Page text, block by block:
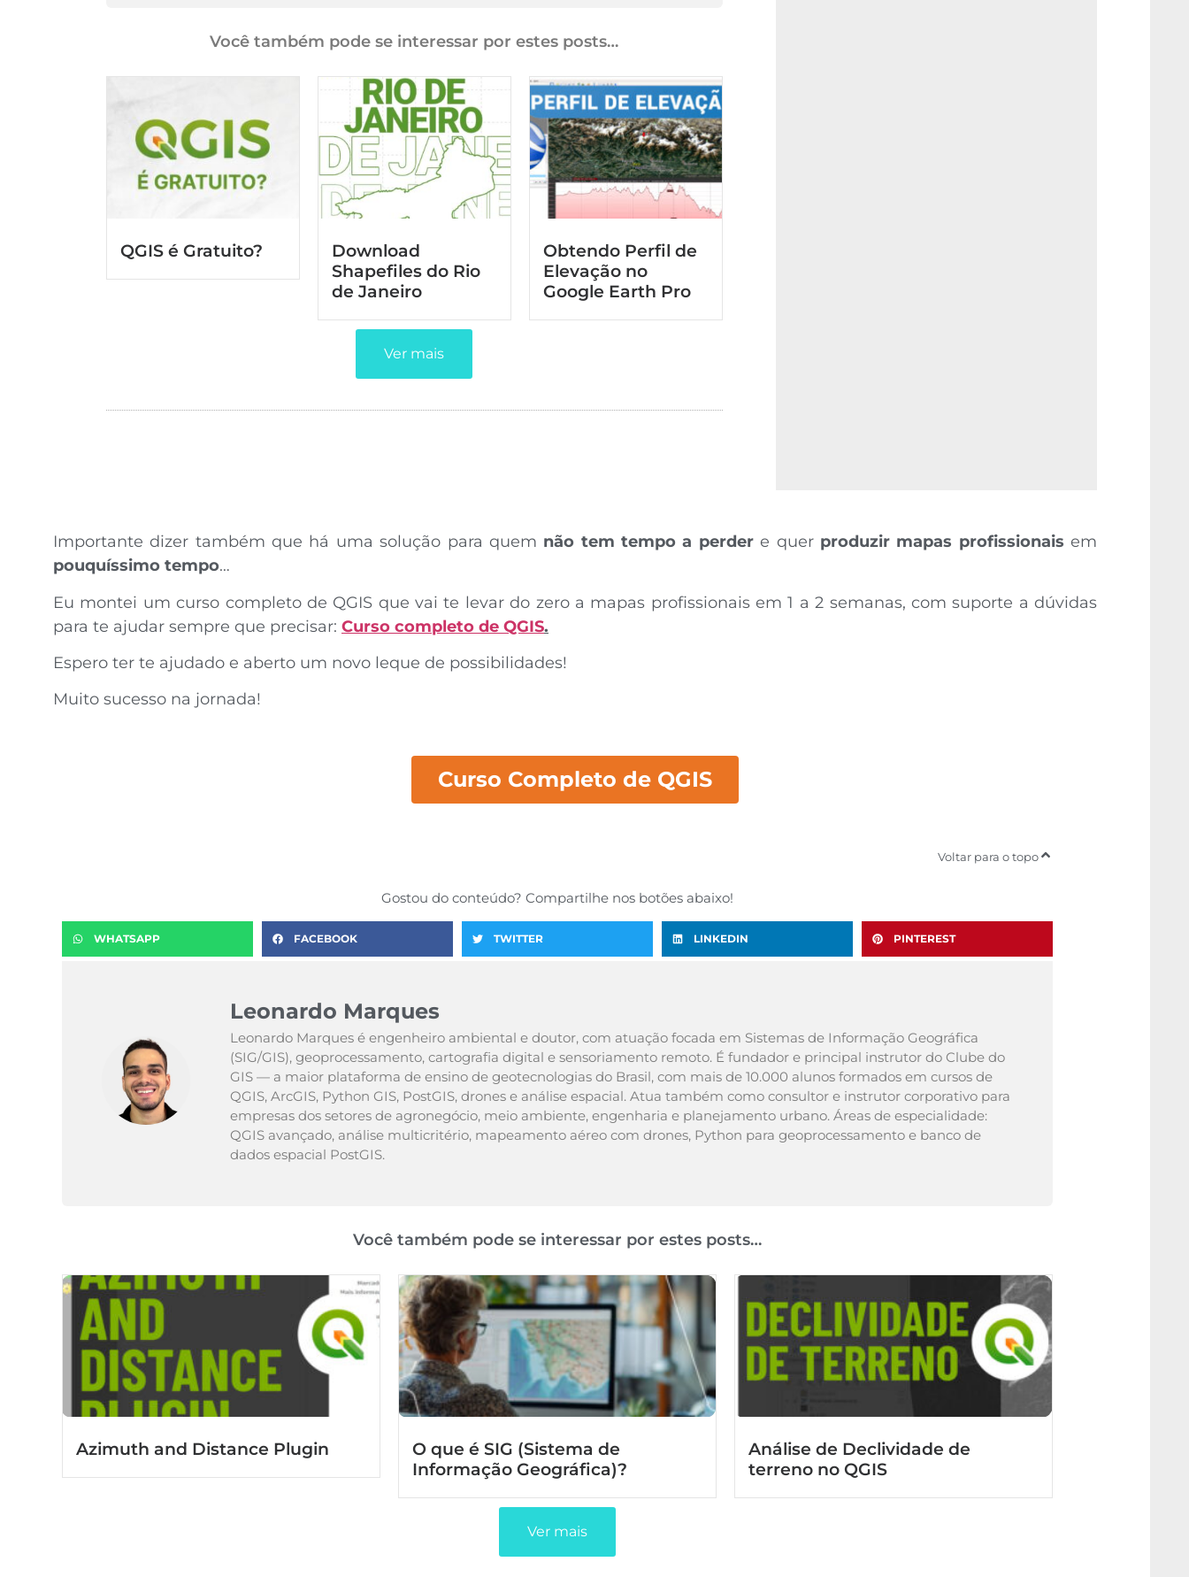
Você também pode se interessar por estes posts…
QGIS é Gratuito?
Download
Shapefiles do Rio
de Janeiro
Obtendo Perfil de
Elevação no
Google Earth Pro
Ver mais
Importante dizer também que há uma solução para quem não tem tempo a perdere quer produzir mapas profissionais em
pouquíssimo tempo…
Eu montei um curso completo de QGIS que vai te levar do zero a mapas profissionais em 1 a 2 semanas, com suporte a dúvidas
para te ajudar sempre que precisar: Curso completo de QGIS.
Espero ter te ajudado e aberto um novo leque de possibilidades!
Muito sucesso na jornada!
Curso Completo de QGIS
Voltar para o topo
Gostou do conteúdo? Compartilhe nos botões abaixo!
WHATSAPP FACEBOOK TWITTER LINKEDIN PINTEREST
Leonardo Marques
Leonardo Marques é engenheiro ambiental e doutor, com atuação focada em Sistemas de Informação Geográfica
(SIG/GIS), geoprocessamento, cartografia digital e sensoriamento remoto. É fundador e principal instrutor do Clube do
GIS — a maior plataforma de ensino de geotecnologias do Brasil, com mais de 10.000 alunos formados em cursos de
QGIS, ArcGIS, Python GIS, PostGIS, drones e análise espacial. Atua também como consultor e instrutor corporativo para
empresas dos setores de agronegócio, meio ambiente, engenharia e planejamento urbano. Áreas de especialidade:
QGIS avançado, análise multicritério, mapeamento aéreo com drones, Python para geoprocessamento e banco de
dados espacial PostGIS.
Você também pode se interessar por estes posts…
Azimuth and Distance Plugin
O que é SIG (Sistema de
Informação Geográfica)?
Análise de Declividade de
terreno no QGIS
Ver mais